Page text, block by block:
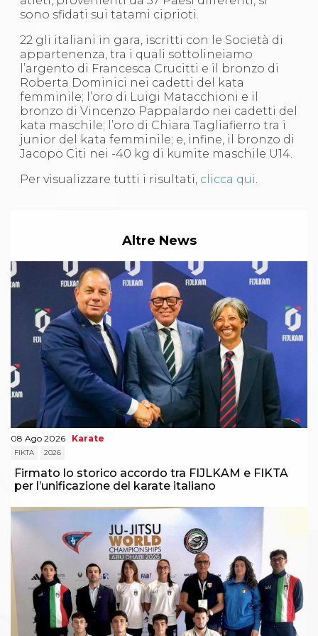
S'istrumpa
News
Calendario Attività
Difesa Personale MGA
La disciplina
News
Merchandising
Mappa del sito
Cerca
Contatti
News
Newsletter
Corsi di Specializzazione
Corsi Preparatore Fisico
Edutraining class - Didattica infantile
Corso dirigenti sportivi
Corso Direttore di Gara
Abilitazioni
Sportello Fiscale
News
Modulistica
FAQ
Quesiti fiscali
Sostenibilità
Documenti
sono sfidati sui tatami ciprioti.
22 gli italiani in gara, iscritti con le Società di
appartenenza, tra i quali sottolineiamo
l’argento di Francesca Crucitti e il bronzo di
Roberta Dominici nei cadetti del kata
femminile; l’oro di Luigi Matacchioni e il
bronzo di Vincenzo Pappalardo nei cadetti del
kata maschile; l’oro di Chiara Tagliafierro tra i
junior del kata femminile; e, infine, il bronzo di
Jacopo Citi nei -40 kg di kumite maschile U14.
Per visualizzare tutti i risultati, clicca qui.
Altre News
08 Ago 2026 Karate
FIKTA 2026
Firmato lo storico accordo tra FIJLKAM e FIKTA
per l’unificazione del karate italiano